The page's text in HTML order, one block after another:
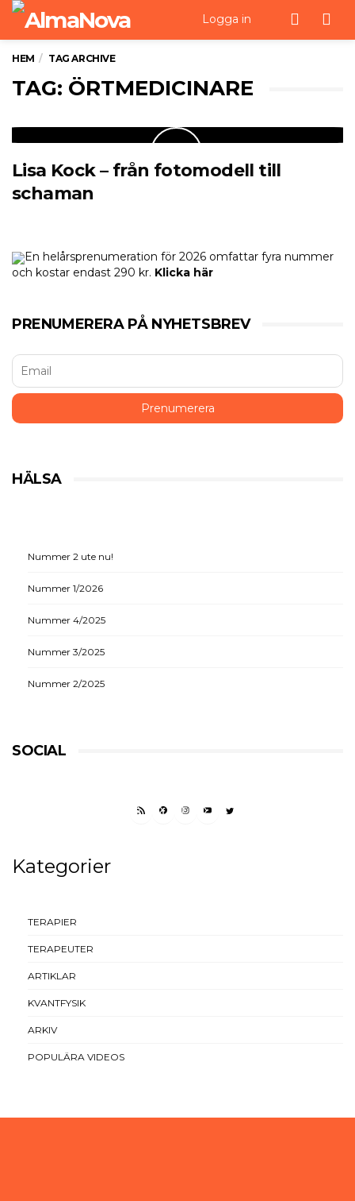
Logga in
HEM TAG ARCHIVE
TAG: ÖRTMEDICINARE
Lisa Kock – från fotomodell till
schaman
En helårsprenumeration för 2026 omfattar fyra nummer
och kostar endast 290 kr. Klicka här
PRENUMERERA PÅ NYHETSBREV
HÄLSA
Nummer 2 ute nu!
Nummer 1/2026
Nummer 4/2025
Nummer 3/2025
Nummer 2/2025
SOCIAL
RSS FEEDFACEBOOK
INSTAGRAM
YOUTUBETWITTER
Kategorier
TERAPIER
TERAPEUTER
ARTIKLAR
KVANTFYSIK
ARKIV
POPULÄRA VIDEOS